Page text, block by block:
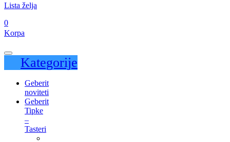
Lista želja
0
Korpa
Kategorije
Geberit
noviteti
Geberit
Tipke
–
Tasteri